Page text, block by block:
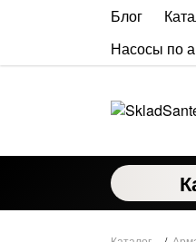
Блог
Насосы по